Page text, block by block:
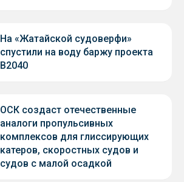
На «Жатайской судоверфи»
спустили на воду баржу проекта
В2040
ОСК создаст отечественные
аналоги пропульсивных
комплексов для глиссирующих
катеров, скоростных судов и
судов с малой осадкой